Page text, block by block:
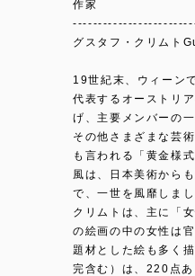
作家
グスタフ・クリムト
19世紀末、ウィーン
代表するオーストリ
げ、主要メンバーの
その他さまざまな芸
も言われる「黄金様
風は、日本美術から
で、一世を風靡しまし
クリムトは、主に「
の絵画の中の女性は
題材とした絵も多く
完含む）は、220点あ